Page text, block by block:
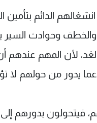
الدائم بتأمين
والخطف وحوادث السير
لأن المهم عندهم
يدور من حولهم لا
فيتحولون بدورهم